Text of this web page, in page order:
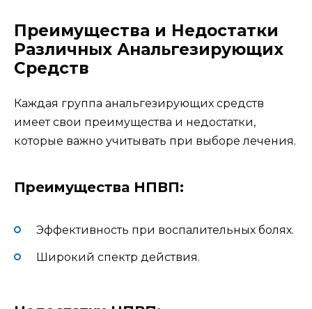
Преимущества и Недостатки
Различных Анальгезирующих
Средств
Каждая группа анальгезирующих средств
имеет свои преимущества и недостатки,
которые важно учитывать при выборе лечения.
Преимущества НПВП:
Эффективность при воспалительных болях.
Широкий спектр действия.